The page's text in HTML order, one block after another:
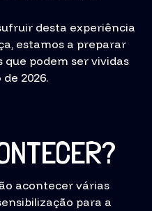
desta experiência
estamos a preparar
podem ser vividas
2026.
acontecer várias
para a